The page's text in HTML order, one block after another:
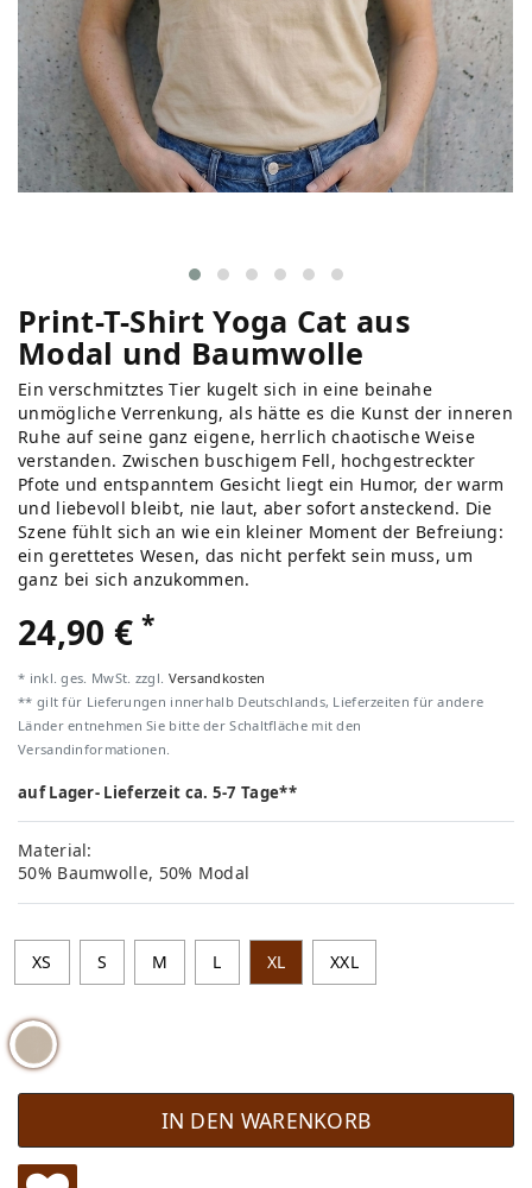
Print-T-Shirt Yoga Cat aus
Modal und Baumwolle
Ein verschmitztes Tier kugelt sich in eine beinahe
unmögliche Verrenkung, als hätte es die Kunst der inneren
Ruhe auf seine ganz eigene, herrlich chaotische Weise
verstanden. Zwischen buschigem Fell, hochgestreckter
Pfote und entspanntem Gesicht liegt ein Humor, der warm
und liebevoll bleibt, nie laut, aber sofort ansteckend. Die
Szene fühlt sich an wie ein kleiner Moment der Befreiung:
ein gerettetes Wesen, das nicht perfekt sein muss, um
ganz bei sich anzukommen.
24,90 €*
* inkl. ges. MwSt. zzgl. Versandkosten
** gilt für Lieferungen innerhalb Deutschlands, Lieferzeiten für andere
Länder entnehmen Sie bitte der Schaltfläche mit den
Versandinformationen.
auf Lager- Lieferzeit ca. 5-7 Tage**
Material:
50% Baumwolle, 50% Modal
XS S M L XL XXL
IN DEN WARENKORB